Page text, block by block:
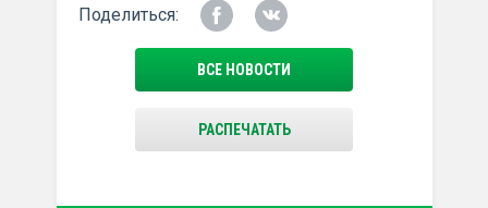
Поделиться:
ВСЕ НОВОСТИ
РАСПЕЧАТАТЬ